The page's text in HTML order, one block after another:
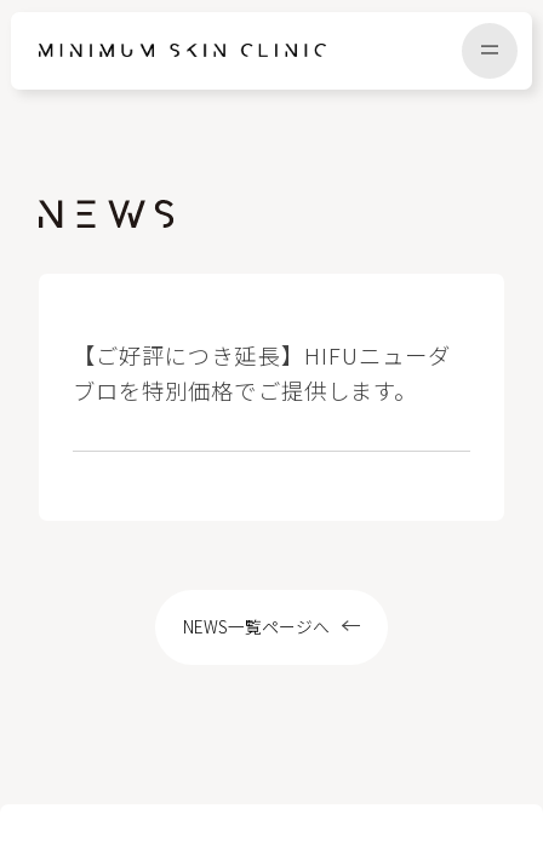
【ご好評につき延長】HIFUニューダ
ブロを特別価格でご提供します。
NEWS一覧ページへ
CAMPAIGN
MENU / PRICE
RECRUIT
CONTACT